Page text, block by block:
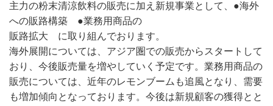
主力の粉末清涼飲料の販売に加え新規事業として、●海外
への販路構築 ●業務用商品の
販路拡大 に取り組んでおります。
海外展開については、アジア圏での販売からスタートして
おり、今後販売量を増やしていく予定です。業務用商品の
販売については、近年のレモンブームも追風となり、需要
も増加傾向となっております。今後は新規顧客の獲得とと